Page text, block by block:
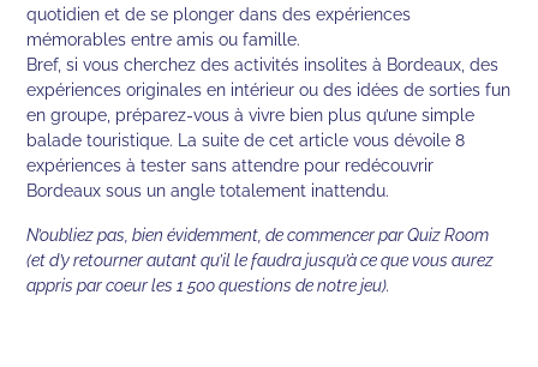
quotidien et de se plonger dans des expériences
mémorables entre amis ou famille.
Bref, si vous cherchez des activités insolites à Bordeaux, des
expériences originales en intérieur ou des idées de sorties fun
en groupe, préparez-vous à vivre bien plus qu’une simple
balade touristique. La suite de cet article vous dévoile 8
expériences à tester sans attendre pour redécouvrir
Bordeaux sous un angle totalement inattendu.
N’oubliez pas, bien évidemment, de commencer par Quiz Room
(et d’y retourner autant qu’il le faudra jusqu’à ce que vous aurez
appris par coeur les 1 500 questions de notre jeu).